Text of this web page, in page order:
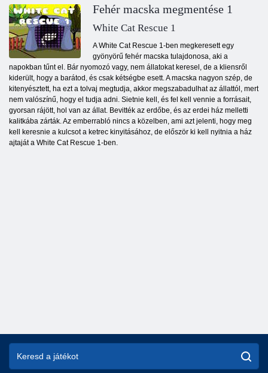
Fehér macska megmentése 1
White Cat Rescue 1
A White Cat Rescue 1-ben megkeresett egy
gyönyörű fehér macska tulajdonosa, aki a
napokban tűnt el. Bár nyomozó vagy, nem állatokat keresel, de a kliensről
kiderült, hogy a barátod, és csak kétségbe esett. A macska nagyon szép, de
kitenyésztett, ha ezt a tolvaj megtudja, akkor megszabadulhat az állattól, mert
nem valószínű, hogy el tudja adni. Sietnie kell, és fel kell vennie a forrásait,
gyorsan rájött, hol van az állat. Bevitték az erdőbe, és az erdei ház melletti
kalitkába zárták. Az emberrabló nincs a közelben, ami azt jelenti, hogy meg
kell keresnie a kulcsot a ketrec kinyitásához, de először ki kell nyitnia a ház
ajtaját a White Cat Rescue 1-ben.